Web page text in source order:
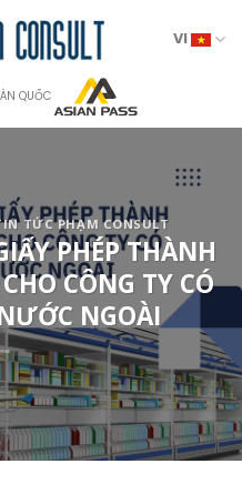
VI
QUỐC
TỨC PHẠM CONSULT
PHÉP THÀNH
CÔNG TY CÓ
NGOÀI